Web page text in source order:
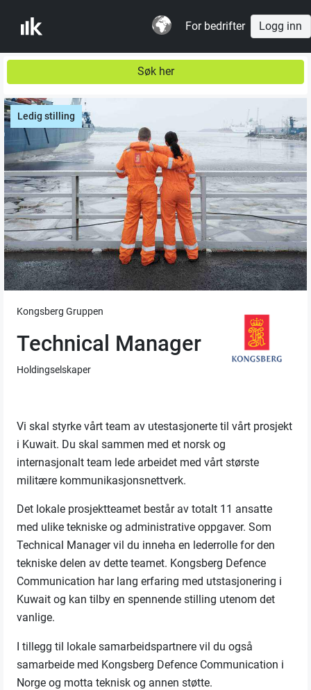
For bedrifter Logg inn
Søk her
Ledig stilling
Kongsberg Gruppen
Technical Manager
Holdingselskaper
Vi skal styrke vårt team av utestasjonerte til vårt prosjekt
i Kuwait. Du skal sammen med et norsk og
internasjonalt team lede arbeidet med vårt største
militære kommunikasjonsnettverk.
Det lokale prosjektteamet består av totalt 11 ansatte
med ulike tekniske og administrative oppgaver. Som
Technical Manager vil du inneha en lederrolle for den
tekniske delen av dette teamet. Kongsberg Defence
Communication har lang erfaring med utstasjonering i
Kuwait og kan tilby en spennende stilling utenom det
vanlige.
I tillegg til lokale samarbeidspartnere vil du også
samarbeide med Kongsberg Defence Communication i
Norge og motta teknisk og annen støtte.